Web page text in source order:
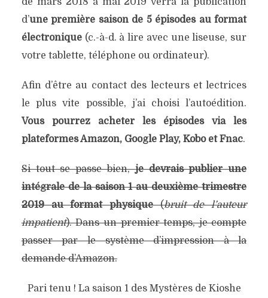
d’une première saison de 5 épisodes au format
électronique(c.-à-d. à lire avec une liseuse, sur
votre tablette, téléphone ou ordinateur).
Afin d’être au contact des lecteurs et lectrices
le plus vite possible, j’ai choisi l’autoédition.
Vous pourrez acheter les épisodes via les
plateformes Amazon, Google Play, Kobo et Fnac.
Si tout se passe bien,je devrais publier une
intégrale de la saison 1 au deuxième trimestre
2019 au format physique(bruit de l’auteur
impatient). Dans un premier temps, je compte
passer par le système d’impression à la
demande d’Amazon.
Pari tenu ! La saison 1 des Mystères de Kioshe